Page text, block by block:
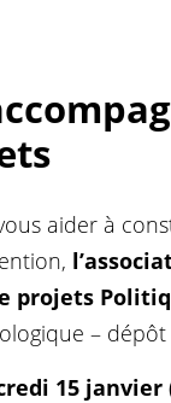
aider à
projets
–
15